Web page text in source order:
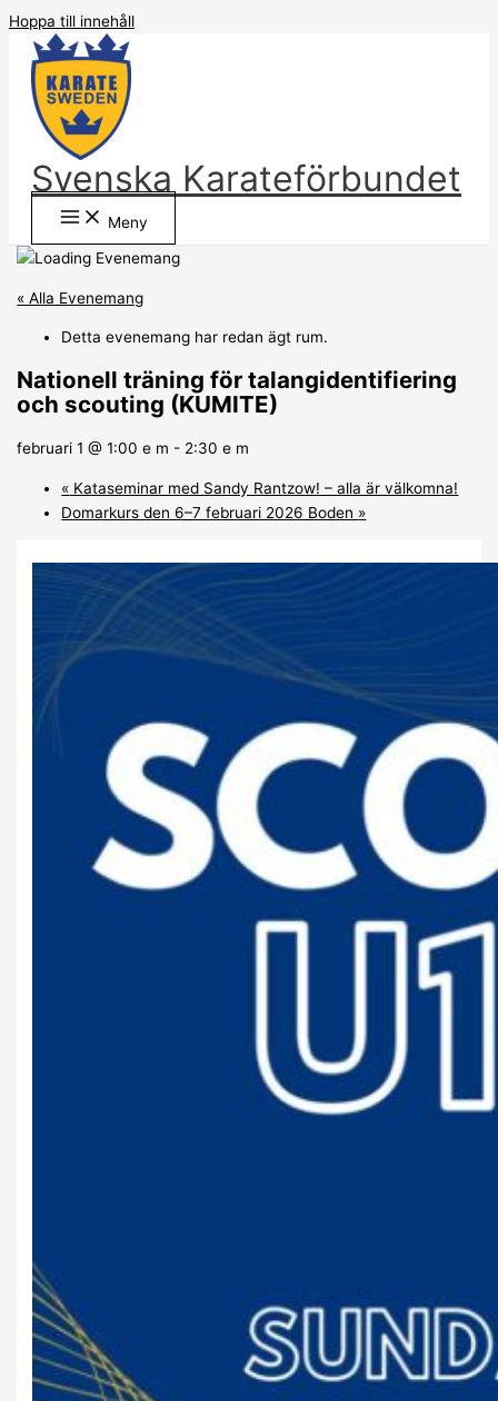
Hoppa till innehåll
Svenska Karateförbundet
Meny
« Alla Evenemang
Detta evenemang har redan ägt rum.
Nationell träning för talangidentifiering
och scouting (KUMITE)
februari 1 @ 1:00 e m - 2:30 e m
« Kataseminar med Sandy Rantzow! – alla är välkomna!
Domarkurs den 6–7 februari 2026 Boden »